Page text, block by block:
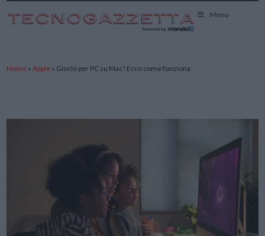
Menu
Home »Apple » Giochi per PC su Mac? Ecco come funziona